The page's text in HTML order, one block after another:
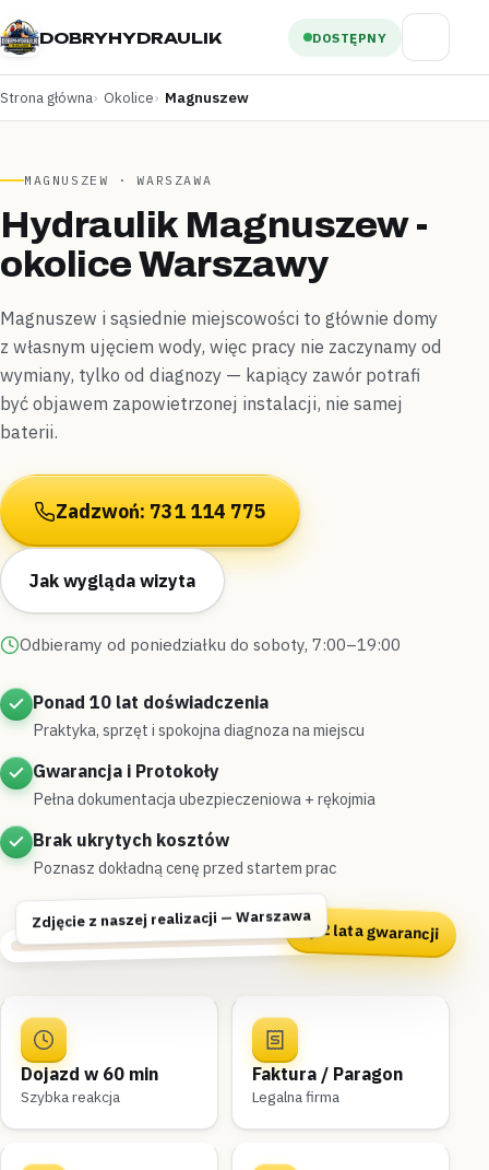
DOBRYHYDRAULIK DOSTĘPNY
Strona główna Okolice Magnuszew
MAGNUSZEW · WARSZAWA
Hydraulik Magnuszew -
okolice Warszawy
Magnuszew i sąsiednie miejscowości to głównie domy
z własnym ujęciem wody, więc pracy nie zaczynamy od
wymiany, tylko od diagnozy — kapiący zawór potrafi
być objawem zapowietrzonej instalacji, nie samej
baterii.
Zadzwoń: 731 114 775
Jak wygląda wizyta
Odbieramy od poniedziałku do soboty, 7:00–19:00
Ponad 10 lat doświadczenia
Praktyka, sprzęt i spokojna diagnoza na miejscu
Gwarancja i Protokoły
Pełna dokumentacja ubezpieczeniowa + rękojmia
Brak ukrytych kosztów
Poznasz dokładną cenę przed startem prac
2 lata gwarancji
Zdjęcie z naszej realizacji — Warszawa
Dojazd w 60 min
Szybka reakcja
Faktura / Paragon
Legalna firma